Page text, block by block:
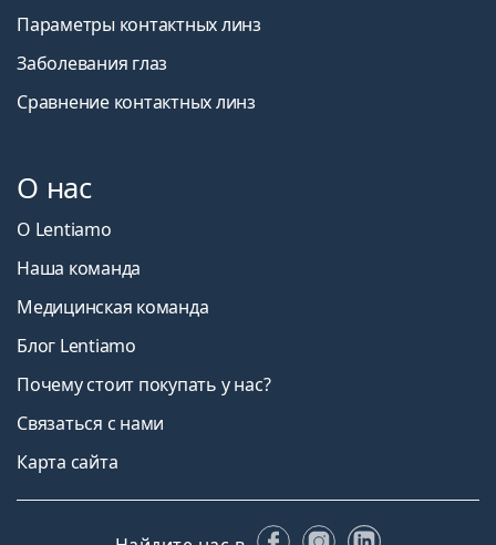
Параметры контактных линз
Заболевания глаз
Сравнение контактных линз
О нас
О Lentiamo
Наша команда
Медицинская команда
Блог Lentiamo
Почему стоит покупать у нас?
Связаться с нами
Карта сайта
FacebookInstagram
LinkedIn